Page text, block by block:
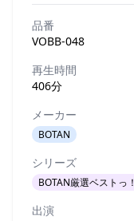
品番
VOBB-048
再生時間
406分
メーカー
BOTAN
シリーズ
BOTAN厳選ベストっ！
出演